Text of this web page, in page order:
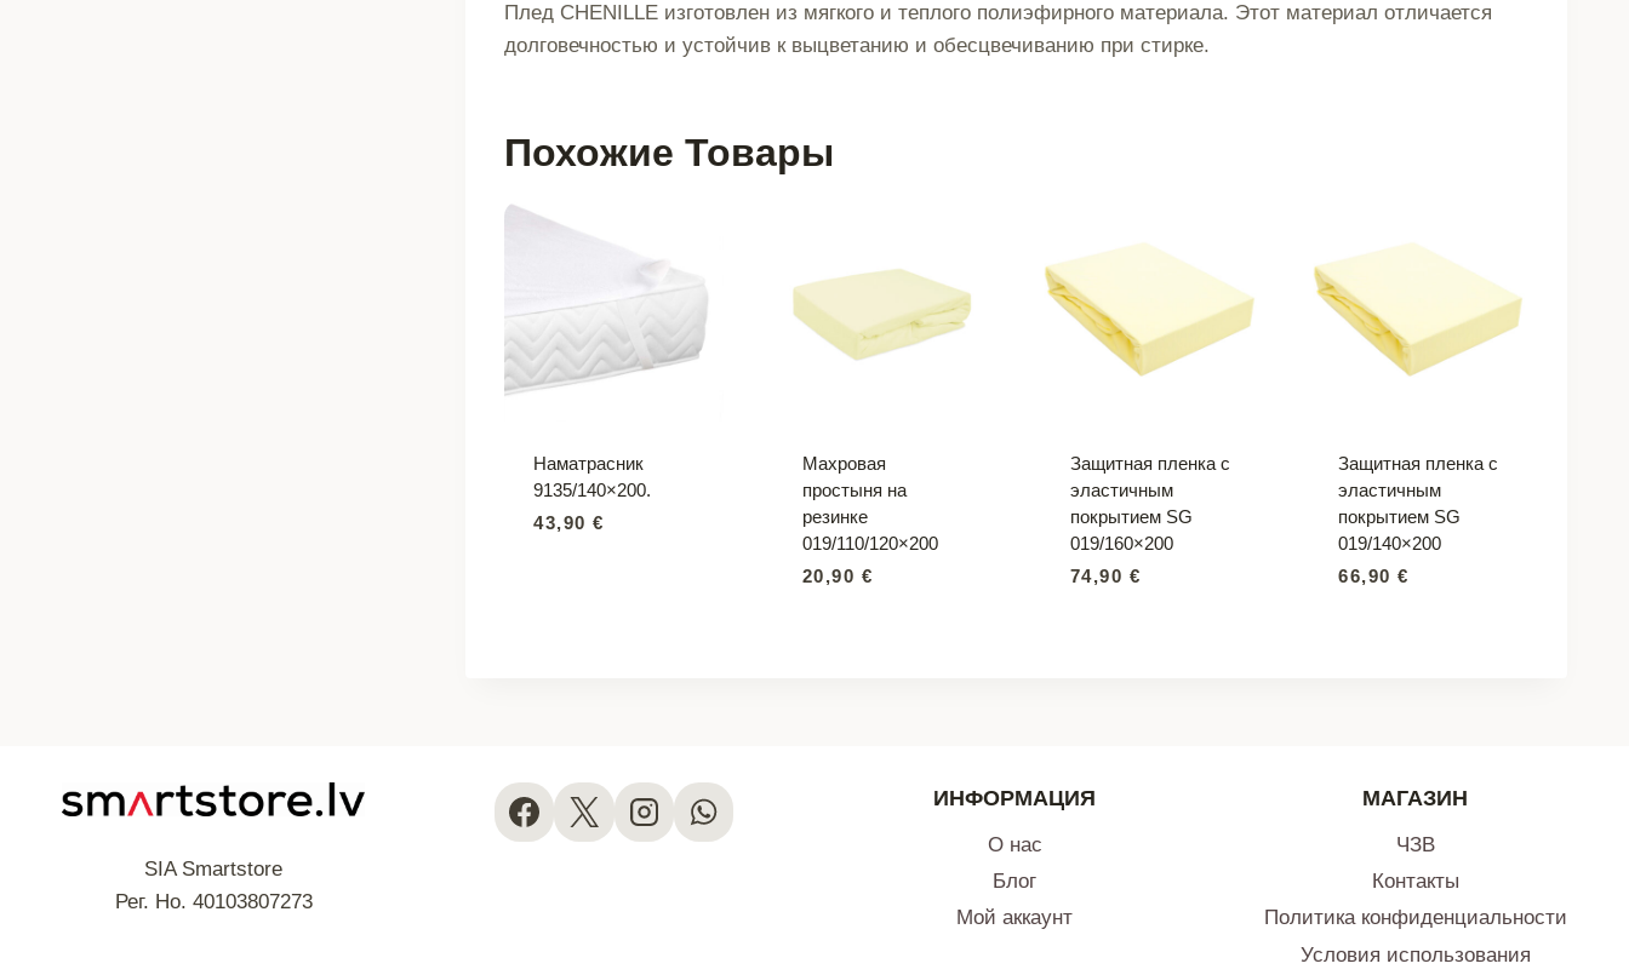
Плед CHENILLE изготовлен из мягкого и теплого полиэфирного материала. Этот материал отличается
долговечностью и устойчив к выцветанию и обесцвечиванию при стирке.
Похожие Товары
Наматрасник
9135/140×200.
43,90€
Махровая
простыня на
резинке
019/110/120×200
20,90 €
Защитная пленка с
эластичным
покрытием SG
019/160×200
74,90 €
Защитная пленка с
эластичным
покрытием SG
019/140×200
66,90€
SIA Smartstore
Рег. Но. 40103807273
ИНФОРМАЦИЯ
О нас
Блог
Мой аккаунт
МАГАЗИН
ЧЗВ
Контакты
Политика конфиденциальности
Условия использования